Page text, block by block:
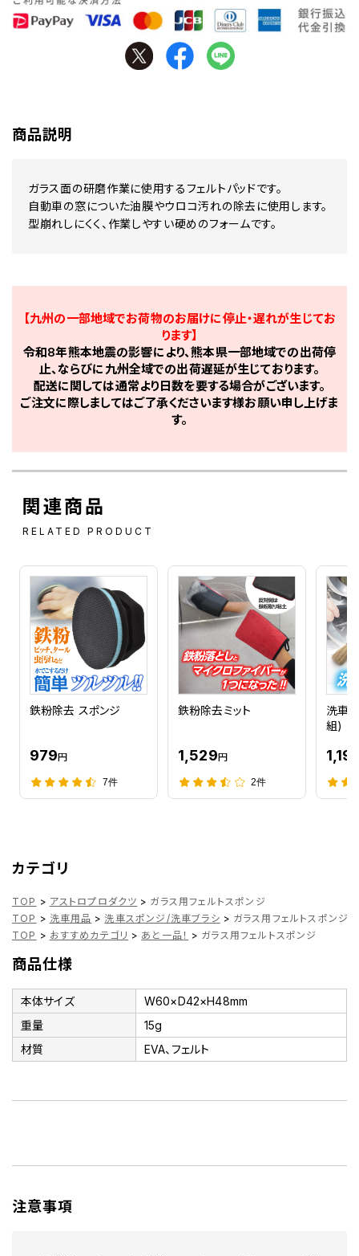
商品説明
ガラス面の研磨作業に使用するフェルトパッドです。
自動車の窓についた油膜やウロコ汚れの除去に使用します。
型崩れしにくく、作業しやすい硬めのフォームです。
【九州の一部地域でお荷物のお届けに停止・遅れが生じてお
ります】
令和8年熊本地震の影響により、熊本県一部地域での出荷停
止、ならびに九州全域での出荷遅延が生じております。
配送に関しては通常より日数を要する場合がございます。
ご注文に際しましてはご了承くださいます様お願い申し上げま
す。
関連商品
RELATED PRODUCT
鉄粉除去 スポンジ
979円
7件
鉄粉除去ミット
1,529円
2件
洗車
組)
カテゴリ
TOP > アストロプロダクツ > ガラス用フェルトスポンジ
TOP > 洗車用品 > 洗車スポンジ/洗車ブラシ > ガラス用フェルトスポンジ
TOP > おすすめカテゴリ > あと一品！ > ガラス用フェルトスポンジ
商品仕様
本体サイズ
W60×D42×H48mm
重量
15g
材質
EVA、フェルト
注意事項